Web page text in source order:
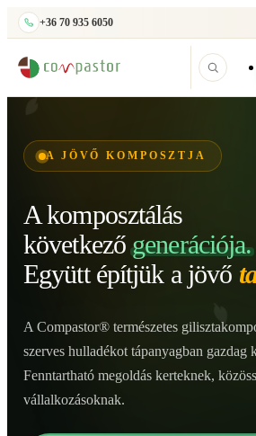
+36 70 935 6050
A JÖVŐ KOMPOSZTJA
A komposztálás
következő generációja.
Együtt építjük a jövő
A Compastor® természetes
szerves hulladékot tápanyagban gazdag
Fenntartható megoldás kerteknek,
vállalkozásoknak.